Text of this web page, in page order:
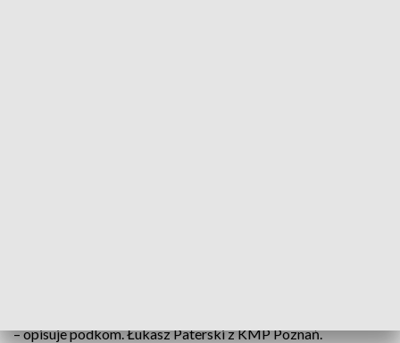
– opisuje podkom. Łukasz Paterski z KMP Poznań.